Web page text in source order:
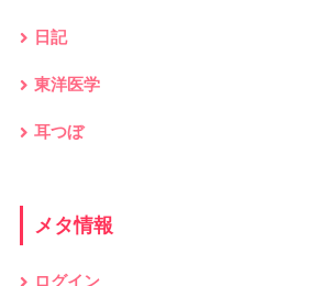
日記
東洋医学
耳つぼ
メタ情報
ログイン